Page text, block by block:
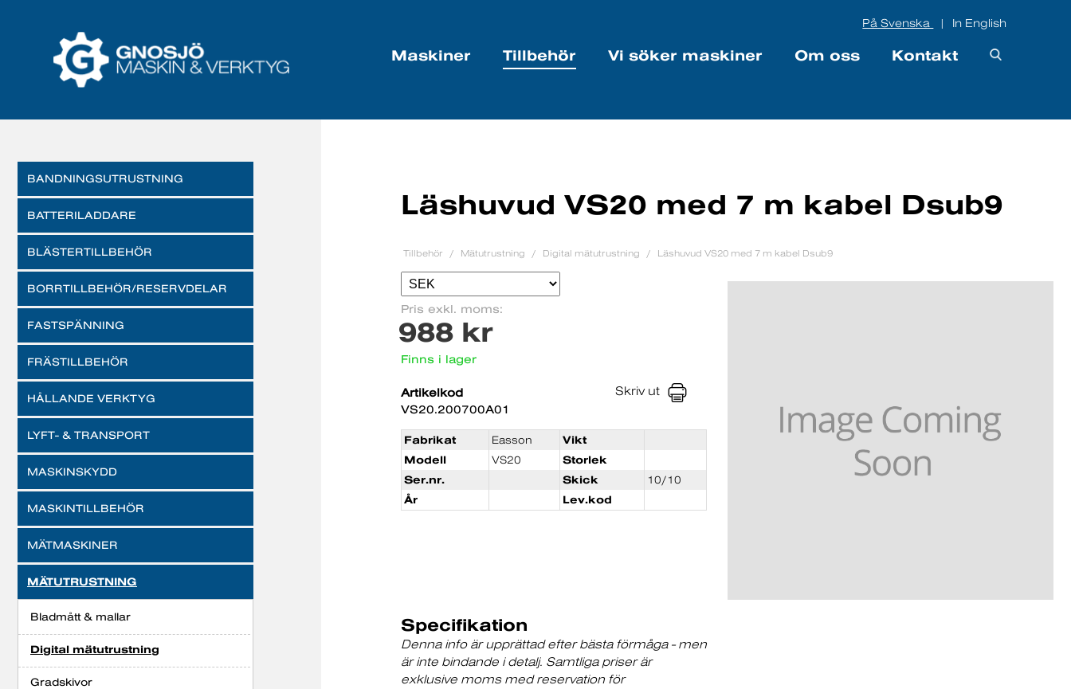
På Svenska In English
Maskiner Tillbehör Vi söker maskiner Om oss Kontakt
BANDNINGSUTRUSTNING
BATTERILADDARE
BLÄSTERTILLBEHÖR
BORRTILLBEHÖR/RESERVDELAR
FASTSPÄNNING
FRÄSTILLBEHÖR
HÅLLANDE VERKTYG
LYFT- & TRANSPORT
MASKINSKYDD
MASKINTILLBEHÖR
MÄTMASKINER
MÄTUTRUSTNING
Bladmått & mallar
Digital mätutrustning
Gradskivor
Läshuvud VS20 med 7 m kabel Dsub9
Tillbehör Mätutrustning Digital mätutrustning Läshuvud VS20 med 7 m kabel Dsub9
Pris exkl. moms:
988 kr
Finns i lager
Artikelkod
VS20.200700A01
Skriv ut
Fabrikat Easson
Vikt
Modell
VS20
Storlek
Ser.nr.
Skick
10/10
År
Lev.kod
Specifikation
Denna info är upprättad efter bästa förmåga - men
är inte bindande i detalj. Samtliga priser är
exklusive moms med reservation för